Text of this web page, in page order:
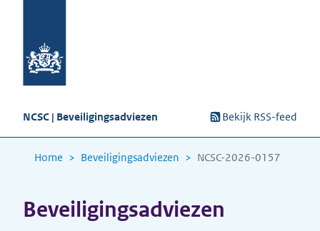
NCSC | Beveiligingsadviezen Bekijk RSS-feed
Home Beveiligingsadviezen NCSC-2026-0157
Beveiligingsadviezen